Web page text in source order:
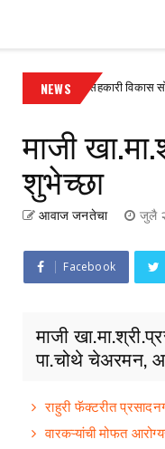
NEWS
सहकारी विकास
माजी
शुभेच्छा
आवाज जनतेचा जुलै
Facebook
माजी
पा.चोथे चेअरमन,
राहुरी फॅक्टरीत
वारकऱ्यांची मोफत